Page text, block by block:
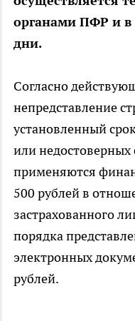
органами ПФР и
дни.
Согласно
непредставление
установленный
или недостоверных
применяются
500 рублей в
застрахованного
порядка
электронных
рублей.